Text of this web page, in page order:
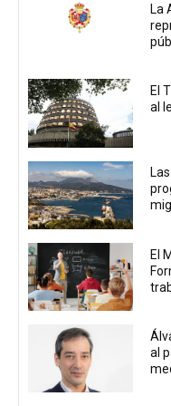
La
El
al
El
al